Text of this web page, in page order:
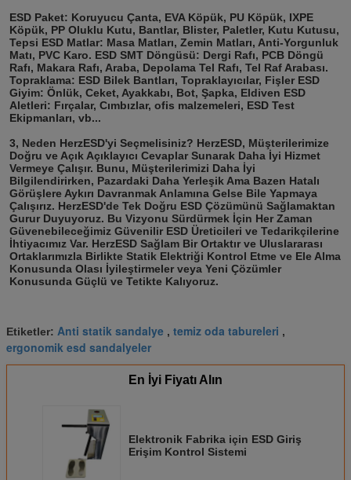
ESD Paket: Koruyucu Çanta, EVA Köpük, PU Köpük, IXPE
Köpük, PP Oluklu Kutu, Bantlar, Blister, Paletler, Kutu Kutusu,
Tepsi ESD Matlar: Masa Matları, Zemin Matları, Anti-Yorgunluk
Matı, PVC Karo. ESD SMT Döngüsü: Dergi Rafı, PCB Döngü
Rafı, Makara Rafı, Araba, Depolama Tel Rafı, Tel Raf Arabası.
Topraklama: ESD Bilek Bantları, Topraklayıcılar, Fişler ESD
Giyim: Önlük, Ceket, Ayakkabı, Bot, Şapka, Eldiven ESD
Aletleri: Fırçalar, Cımbızlar, ofis malzemeleri, ESD Test
Ekipmanları, vb...
3, Neden HerzESD'yi Seçmelisiniz? HerzESD, Müşterilerimize
Doğru ve Açık Açıklayıcı Cevaplar Sunarak Daha İyi Hizmet
Vermeye Çalışır. Bunu, Müşterilerimizi Daha İyi
Bilgilendirirken, Pazardaki Daha Yerleşik Ama Bazen Hatalı
Görüşlere Aykırı Davranmak Anlamına Gelse Bile Yapmaya
Çalışırız. HerzESD'de Tek Doğru ESD Çözümünü Sağlamaktan
Gurur Duyuyoruz. Bu Vizyonu Sürdürmek İçin Her Zaman
Güvenebileceğimiz Güvenilir ESD Üreticileri ve Tedarikçilerine
İhtiyacımız Var. HerzESD Sağlam Bir Ortaktır ve Uluslararası
Ortaklarımızla Birlikte Statik Elektriği Kontrol Etme ve Ele Alma
Konusunda Olası İyileştirmeler veya Yeni Çözümler
Konusunda Güçlü ve Tetikte Kalıyoruz.
Etiketler: Anti statik sandalye , temiz oda tabureleri ,
ergonomik esd sandalyeler
En İyi Fiyatı Alın
Elektronik Fabrika için ESD Giriş
Erişim Kontrol Sistemi